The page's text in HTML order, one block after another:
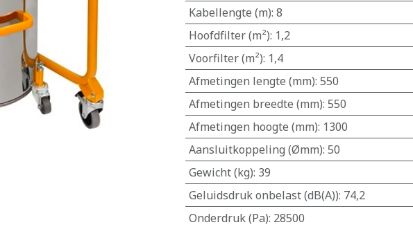
Kabellengte (m): 8
Hoofdfilter (m²): 1,2
Voorfilter (m²): 1,4
Afmetingen lengte (mm): 550
Afmetingen breedte (mm): 550
Afmetingen hoogte (mm): 1300
Aansluitkoppeling (Ømm): 50
Gewicht (kg): 39
Geluidsdruk onbelast (dB(A)): 74,2
Onderdruk (Pa): 28500